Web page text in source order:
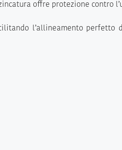
offre protezione contro
l’allineamento